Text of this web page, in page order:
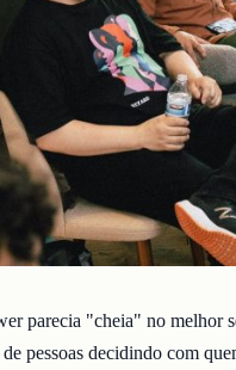
parecia "cheia" no melhor
pessoas decidindo com